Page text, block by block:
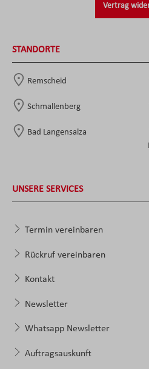
Vertrag
STANDORTE
Remscheid
Schmallenberg
Bad Langensalza
UNSERE SERVICES
Termin vereinbaren
Rückruf vereinbaren
Kontakt
Newsletter
Whatsapp Newsletter
Auftragsauskunft